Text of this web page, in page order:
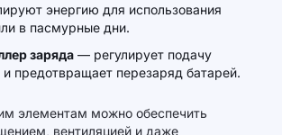
энергию для использования
в пасмурные дни.
заряда — регулирует подачу
и предотвращает перезаряд батарей.
элементам можно обеспечить
вентиляцией и даже